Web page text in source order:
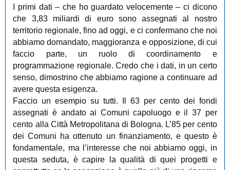
I primi dati ‒ che ho guardato velocemente ‒ ci dicono
che 3,83 miliardi di euro sono assegnati al nostro
territorio regionale, fino ad oggi, e ci confermano che noi
abbiamo domandato, maggioranza e opposizione, di cui
faccio parte, un ruolo di coordinamento e
programmazione regionale. Credo che i dati, in un certo
senso, dimostrino che abbiamo ragione a continuare ad
avere questa esigenza.
Faccio un esempio su tutti. Il 63 per cento dei fondi
assegnati è andato ai Comuni capoluogo e il 37 per
cento alla Città Metropolitana di Bologna. L’85 per cento
dei Comuni ha ottenuto un finanziamento, e questo è
fondamentale, ma l’interesse che noi abbiamo oggi, in
questa seduta, è capire la qualità di quei progetti e